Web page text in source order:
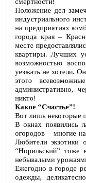
Положение дел
индустриального
на предприятиях
города края –
месте
квартиры. Лучших
возможностью
уезжать не хотели.
этого
административно,
никто!
Какое “Счастье”!
Вот лишь некоторые
В окнах появились
огородов – многие
Любители экзотики
“Норильский” тоже
небывалыми
Ежегодно в городе
одежды,